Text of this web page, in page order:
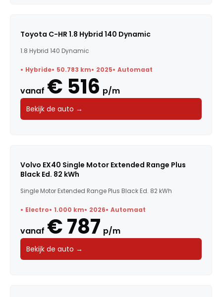
Toyota C-HR 1.8 Hybrid 140 Dynamic
1.8 Hybrid 140 Dynamic
Hybride 50.783 km 2025 Automaat
vanaf € 516 p/m
Bekijk de auto →
Volvo EX40 Single Motor Extended Range Plus
Black Ed. 82 kWh
Single Motor Extended Range Plus Black Ed. 82 kWh
Electro 1.000 km 2026 Automaat
vanaf € 787 p/m
Bekijk de auto →